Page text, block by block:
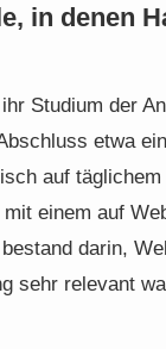
in denen
Studium der
etwa
auf
einem auf
darin,
sehr relevant